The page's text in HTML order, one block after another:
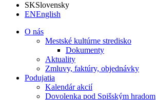
SKSlovensky
ENEnglish
O nás
Mestské kultúrne stredisko
Dokumenty
Aktuality
Zmluvy, faktúry, objednávky
Podujatia
Kalendár akcií
Dovolenka pod Spišským hradom